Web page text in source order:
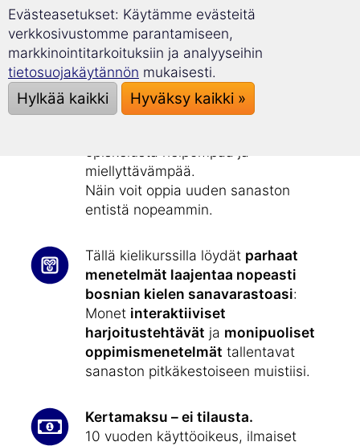
eurooppalaisen viitekehyksen
kielitaitotasot C1 ja C2
Sanaston opiskelu – nopeaa,
tehokasta ja hauskaa:
Tällä kurssilla koko sanasto on
miellyttävämpää.
Näin voit oppia uuden sanaston
entistä nopeammin.
Tällä kielikurssilla löydät parhaat
menetelmät laajentaa nopeasti
bosnian kielen sanavarastoasi:
Monet interaktiiviset
harjoitustehtävät ja monipuoliset
oppimismenetelmät tallentavat
sanaston pitkäkestoiseen muistiisi.
Kertamaksu – ei tilausta.
10 vuoden käyttöoikeus, ilmaiset
Evästeasetukset: Käytämme evästeitä
verkkosivustomme parantamiseen,
markkinointitarkoituksiin ja analyyseihin
tietosuojakäytännön mukaisesti.
Hylkää kaikki Hyväksy kaikki »